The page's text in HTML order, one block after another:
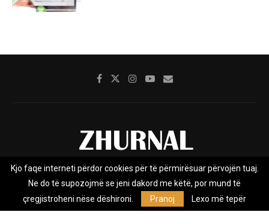
Rreth nesh Impresumi Marketing
Privacy Policy
Zhurnal.mk është Agjenci e Lajmeve e pavarur, e themeluar në vitin
Kjo faqe interneti përdor cookies për të përmirësuar përvojën tuaj.
Ne do të supozojmë se jeni dakord me këtë, por mund të
çregjistroheni nëse dëshironi.
Pranoj Lexo më tepër